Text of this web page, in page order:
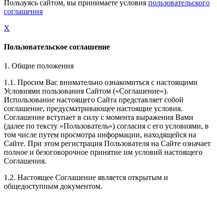
Пользуясь сайтом, вы принимаете условия пользовательского
соглашения
X
Пользовательское соглашение
1. Общие положения
1.1. Просим Вас внимательно ознакомиться с настоящими
Условиями пользования Сайтом («Соглашение»).
Использование настоящего Сайта представляет собой
соглашение, предусматривающее настоящие условия.
Соглашение вступает в силу с момента выражения Вами
(далее по тексту «Пользователь») согласия с его условиями, в
том числе путем просмотра информации, находящейся на
Сайте. При этом регистрация Пользователя на Сайте означает
полное и безоговорочное принятие им условий настоящего
Соглашения.
1.2. Настоящее Соглашение является открытым и
общедоступным документом.